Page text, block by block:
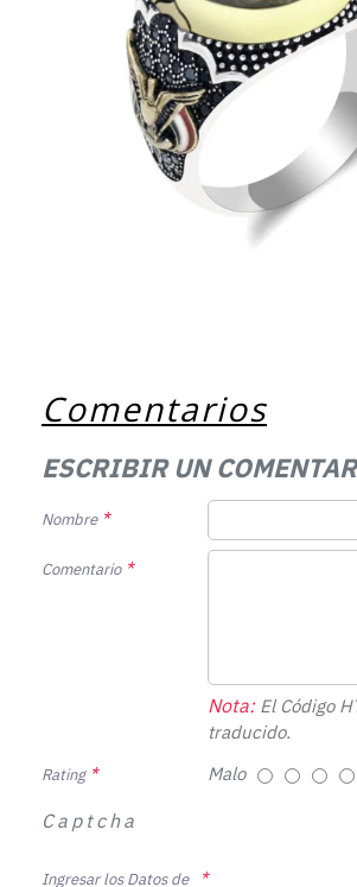
Comentarios
ESCRIBIR UN
Nombre
Comentario
Nota:El Código
traducido.
Rating Malo
Captcha
Ingresar los Datos de